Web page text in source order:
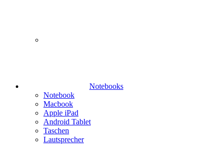
Notebooks
Notebook
Macbook
Apple iPad
Android Tablet
Taschen
Lautsprecher